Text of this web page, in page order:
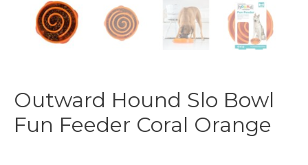
Outward Hound Slo Bowl
Fun Feeder Coral Orange